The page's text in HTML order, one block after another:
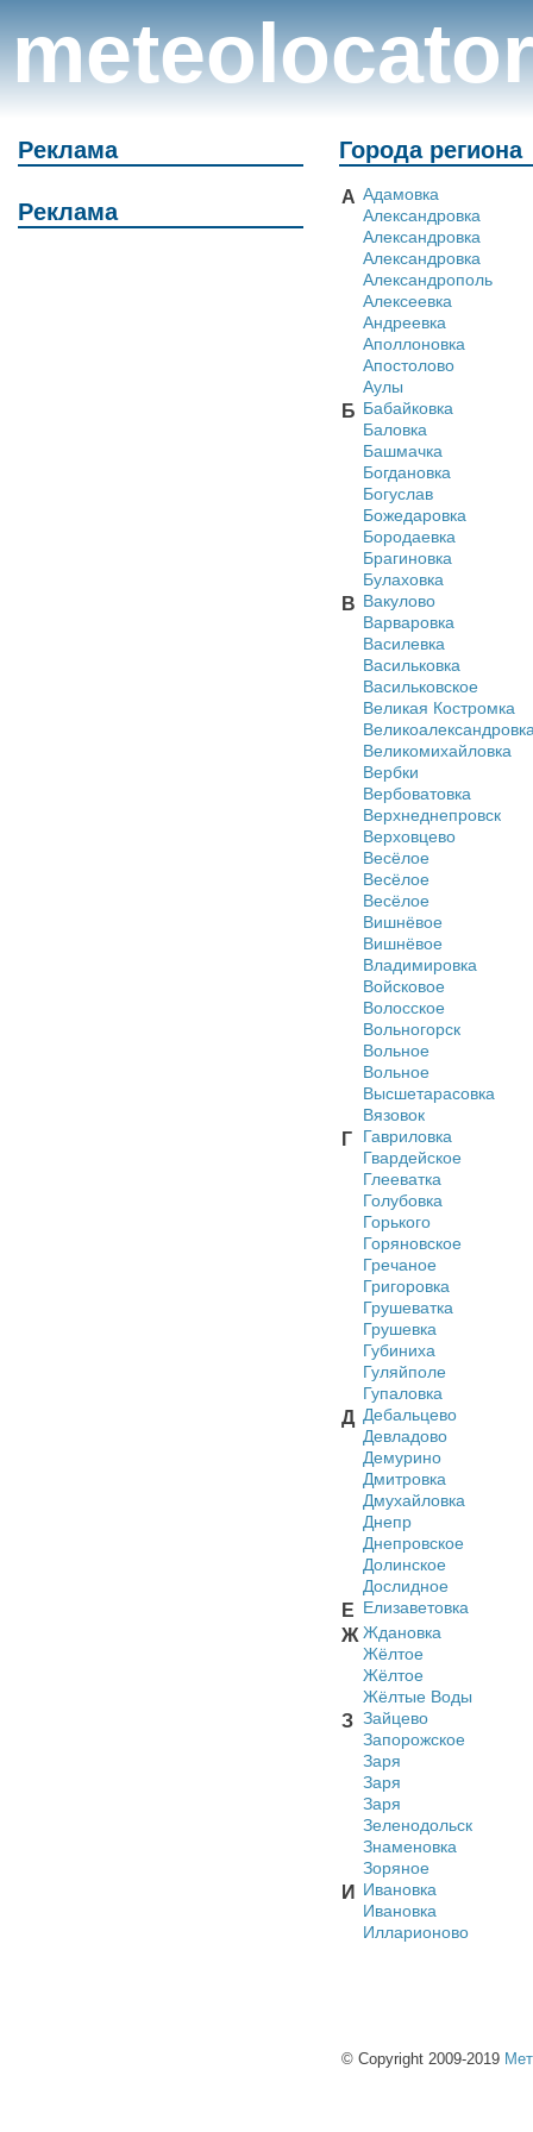
meteolocator
Реклама
Реклама
Города региона
А Адамовка
Александровка
Александровка
Александровка
Александрополь
Алексеевка
Андреевка
Аполлоновка
Апостолово
Аулы
Б Бабайковка
Баловка
Башмачка
Богдановка
Богуслав
Божедаровка
Бородаевка
Брагиновка
Булаховка
В Вакулово
Варваровка
Василевка
Васильковка
Васильковское
Великая Костромка
Великомихайловка
Вербки
Вербоватовка
Верхнеднепровск
Верховцево
Весёлое
Весёлое
Весёлое
Вишнёвое
Вишнёвое
Владимировка
Войсковое
Волосское
Вольногорск
Вольное
Вольное
Высшетарасовка
Вязовок
Г
Гавриловка
Гвардейское
Глееватка
Голубовка
Горького
Горяновское
Гречаное
Григоровка
Грушеватка
Грушевка
Губиниха
Гуляйполе
Гупаловка
Д Дебальцево
Девладово
Демурино
Дмитровка
Дмухайловка
Днепр
Днепровское
Долинское
Дослидное
Е Елизаветовка
Ж Ждановка
Жёлтое
Жёлтое
Жёлтые Воды
З Зайцево
Запорожское
Заря
Заря
Заря
Зеленодольск
Знаменовка
Зоряное
И
Ивановка
Ивановка
Илларионово
© Copyright 2009-2019